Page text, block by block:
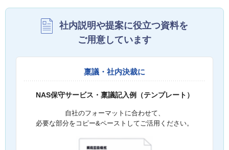
社内説明や提案に役立つ資料を
ご用意しています
稟議・社内決裁に
NAS保守サービス・稟議記入例（テンプレート）
自社のフォーマットに合わせて、
必要な部分をコピー&ペーストしてご活用ください。